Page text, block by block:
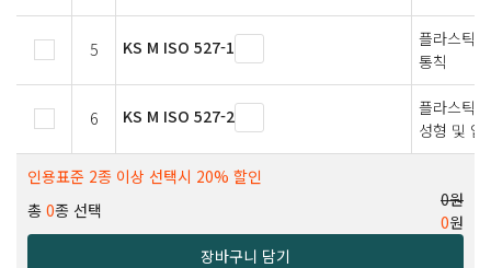
5 KS M ISO 527-1
플라스틱
통칙
6 KS M ISO 527-2
플라스틱
성형 및 압
인용표준 2종 이상 선택시 20% 할인
총 0종 선택
0원
0원
장바구니 담기